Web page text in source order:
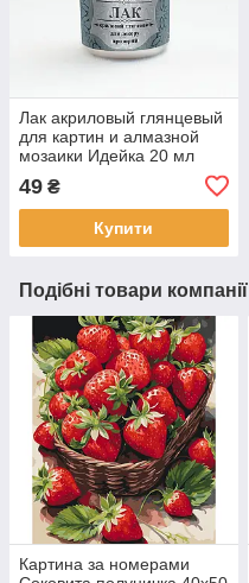
Лак акриловый глянцевый
для картин и алмазной
мозаики Идейка 20 мл
49 ₴
Купити
Подібні товари компанії
Картина за номерами